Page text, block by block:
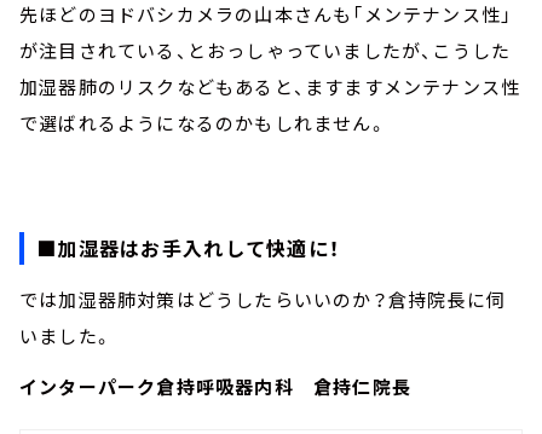
先ほどのヨドバシカメラの山本さんも「メンテナンス性」
が注目されている、とおっしゃっていましたが、こうした
加湿器肺のリスクなどもあると、ますますメンテナンス性
で選ばれるようになるのかもしれません。
■加湿器はお手入れして快適に！
では加湿器肺対策はどうしたらいいのか？倉持院長に伺
いました。
インターパーク倉持呼吸器内科 倉持仁院長